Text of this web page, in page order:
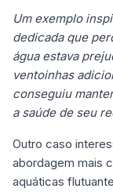
Um exemplo
dedicada que
água estava
ventoinhas
conseguiu
a saúde de seu
Outro caso
abordagem mais
aquáticas